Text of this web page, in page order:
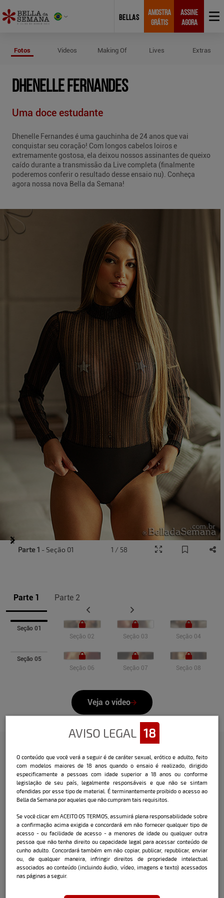
BELLAS
AMOSTRA
GRÁTIS
ASSINE
AGORA
Fotos Videos Making Of Lives Extras
DHENELLE FERNANDES
Uma doce estudante
Dhenelle Fernandes é uma gauchinha de 24 anos que vai
conquistar seu coração! Com longos cabelos loiros e
extremamente gostosa, ela deixou nossos assinantes de queixo
caído durante a transmissão da Live completa (finalmente
poderemos conferir o resultado desse ensaio nu). Conheça
agora nossa nova Bella da Semana!
Parte 1 Parte 2
Seção 01
Seção 02
Seção 03 Seção 04
Seção 05
Seção 06
Seção 07 Seção 08
Veja o vídeo
Item Parte 1 - Seção 01 1 / 58
Confira a entrevista que o Bella
fez com a modelo:
Nome:Dhenelle Fernandes
Data e local de nascimento:Santa Maria /
RS - 22/02/1997
Cidade onde mora atualmente:Santa
Catarina
AVISO LEGAL 18
O conteúdo que você verá a seguir é de caráter sexual, erótico e adulto, feito
com modelos maiores de 18 anos quando o ensaio é realizado, dirigido
especificamente a pessoas com idade superior a 18 anos ou conforme
legislação de seu país, legalmente responsáveis e que não se sintam
ofendidas por esse tipo de material. É terminantemente proibido o acesso ao
Bella da Semana por aqueles que não cumpram tais requisitos.
Se você clicar em ACEITO OS TERMOS, assumirá plena responsabilidade sobre
a confirmação acima exigida e concordará em não fornecer qualquer tipo de
acesso - ou facilidade de acesso - a menores de idade ou qualquer outra
pessoa que não tenha direito ou capacidade legal para acessar conteúdo de
cunho adulto. Concordará também em não copiar, publicar, republicar, enviar
ou, de qualquer maneira, infringir direitos de propriedade intelectual
associados ao conteúdo (incluindo áudio, vídeo, imagens e texto) acessados
nas páginas a seguir.